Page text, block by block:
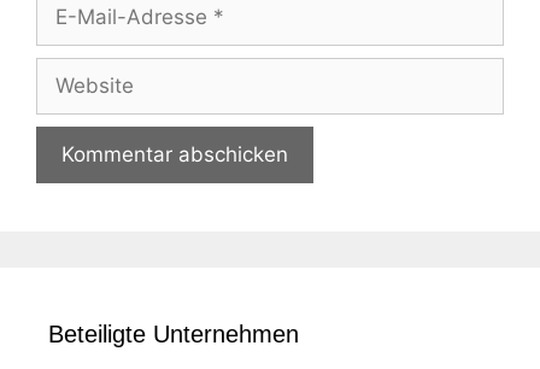
Mail-
Adresse
Beteiligte Unternehmen